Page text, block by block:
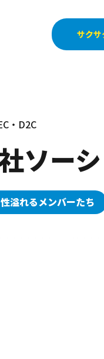
サクサ
・D2C
ソー
溢れるメンバーたち